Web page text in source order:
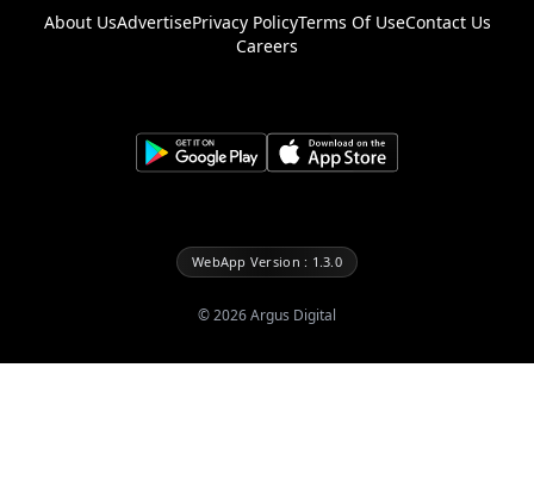
About UsAdvertisePrivacy PolicyTerms Of UseContact Us
Careers
WebApp Version : 1.3.0
©2026Argus Digital